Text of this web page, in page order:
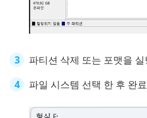
파티션 삭제 또는 포맷을
파일 시스템 선택 한 후 완